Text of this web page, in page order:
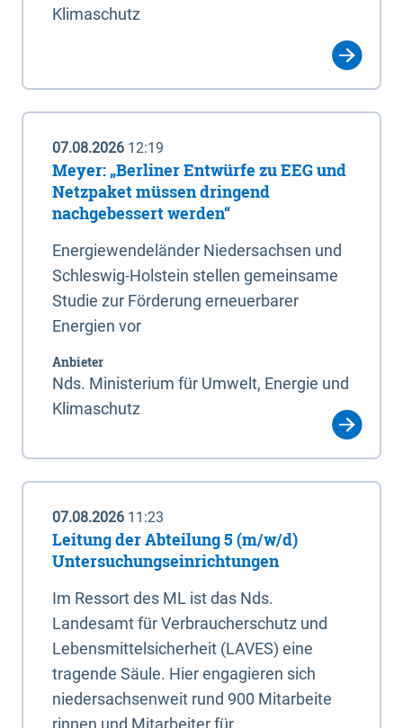
Klimaschutz
07.08.2026 12:19
Meyer: „Berliner Entwürfe zu EEG und
Netzpaket müssen dringend
nachgebessert werden“
Energiewendeländer Niedersachsen und
Schleswig-Holstein stellen gemeinsame
Studie zur Förderung erneuerbarer
Energien vor
Anbieter
Nds. Ministerium für Umwelt, Energie und
Klimaschutz
07.08.2026 11:23
Leitung der Abteilung 5 (m/w/d)
Untersuchungseinrichtungen
Im Ressort des ML ist das Nds.
Landesamt für Verbraucherschutz und
Lebensmittelsicherheit (LAVES) eine
tragende Säule. Hier engagieren sich
niedersachsenweit rund 900 Mitarbeite